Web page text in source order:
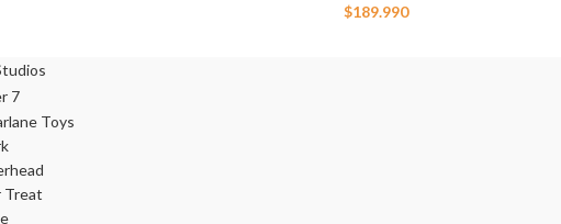
$189.990
Treat